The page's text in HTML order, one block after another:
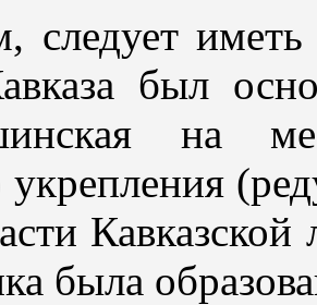
следует
был
на
укрепления
Кавказской
была